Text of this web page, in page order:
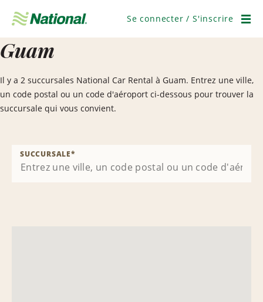
navigation
Se connecter / S'inscrire
Guam
Il y a 2 succursales National Car Rental à Guam. Entrez une ville,
un code postal ou un code d'aéroport ci-dessous pour trouver la
succursale qui vous convient.
SUCCURSALE*